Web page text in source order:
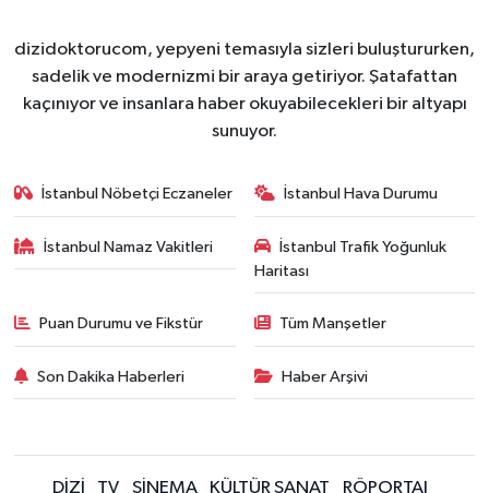
dizidoktorucom, yepyeni temasıyla sizleri buluştururken,
sadelik ve modernizmi bir araya getiriyor. Şatafattan
kaçınıyor ve insanlara haber okuyabilecekleri bir altyapı
sunuyor.
İstanbul Nöbetçi Eczaneler İstanbul Hava Durumu
İstanbul Namaz Vakitleri
İstanbul Trafik Yoğunluk
Haritası
Puan Durumu ve Fikstür Tüm Manşetler
Son Dakika Haberleri Haber Arşivi
DİZİ TV SİNEMA KÜLTÜR SANAT
RÖPORTAJ